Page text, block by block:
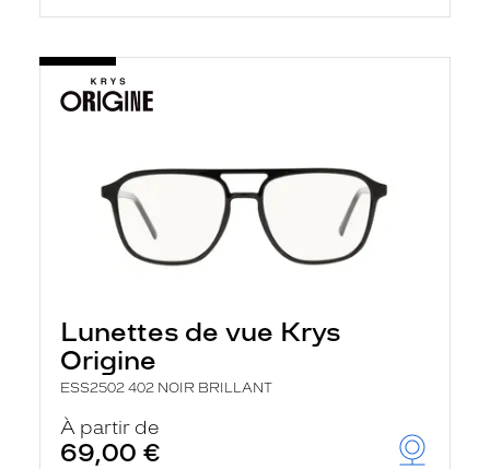
Lunettes de vue Krys
Origine
ESS2502 402 NOIR BRILLANT
À partir de
69,00 €